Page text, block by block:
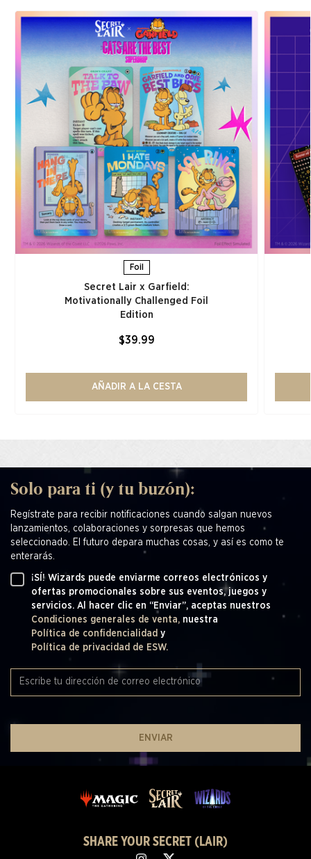
Foil
Secret Lair x Garfield:
Motivationally Challenged Foil
Edition​
$39.99
AÑADIR A LA CESTA
Solo para ti (y tu buzón):
Regístrate para recibir notificaciones cuando salgan nuevos
lanzamientos, colaboraciones y sorpresas que hemos
seleccionado. El futuro depara muchas cosas, y así es como te
enterarás.
¡SÍ! Wizards puede enviarme correos electrónicos y
ofertas promocionales sobre sus eventos, juegos y
servicios. Al hacer clic en “Enviar”, aceptas nuestros
Condiciones generales de venta, nuestra
Política de confidencialidad y
Política de privacidad de ESW.
ENVIAR
SHARE YOUR SECRET (LAIR)